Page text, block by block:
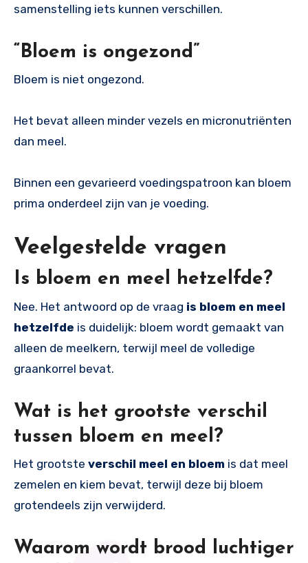
samenstelling iets kunnen verschillen.
“Bloem is ongezond”
Bloem is niet ongezond.
Het bevat alleen minder vezels en micronutriënten
dan meel.
Binnen een gevarieerd voedingspatroon kan bloem
prima onderdeel zijn van je voeding.
Veelgestelde vragen
Is bloem en meel hetzelfde?
Nee. Het antwoord op de vraag is bloem en meel
hetzelfde is duidelijk: bloem wordt gemaakt van
alleen de meelkern, terwijl meel de volledige
graankorrel bevat.
Wat is het grootste verschil
tussen bloem en meel?
Het grootste verschil meel en bloem is dat meel
zemelen en kiem bevat, terwijl deze bij bloem
grotendeels zijn verwijderd.
Waarom wordt brood luchtiger